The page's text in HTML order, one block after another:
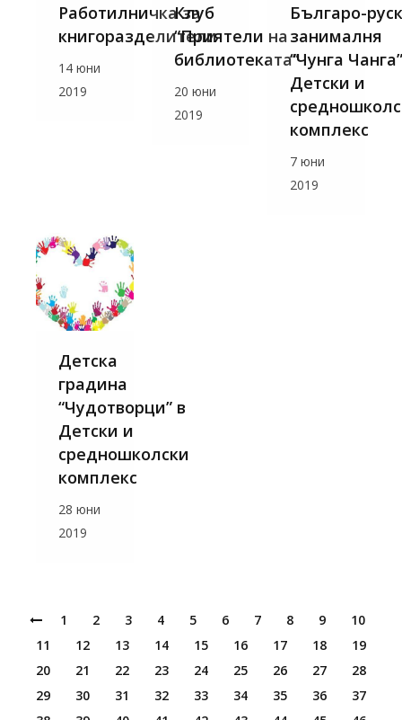
Работилничка за
книгоразделители
14 юни
2019
Клуб
“Приятели на
библиотеката”
20 юни
2019
Българо-
занималня
“Чунга
Детски и
комплекс
7 юни
2019
Детска
градина
“Чудотворци” в
Детски и
средношколски
комплекс
28 юни
2019
1 2 3 4 5 6 7 8 9
10
11
12 13 14 15 16 17 18
19
20
21 22 23 24 25 26 27
28
29
30 31 32 33 34 35 36
37